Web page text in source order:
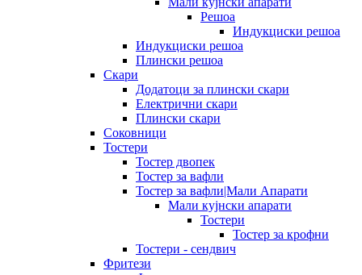
Решоа
Индукциски решоа
Индукциски решоа
Плински решоа
Скари
Додатоци за плински скари
Електрични скари
Плински скари
Соковници
Тостери
Тостер двопек
Тостер за вафли
Тостер за вафли|Мали Апарати
Мали кујнски апарати
Тостери
Тостер за крофни
Тостери - сендвич
Фритези